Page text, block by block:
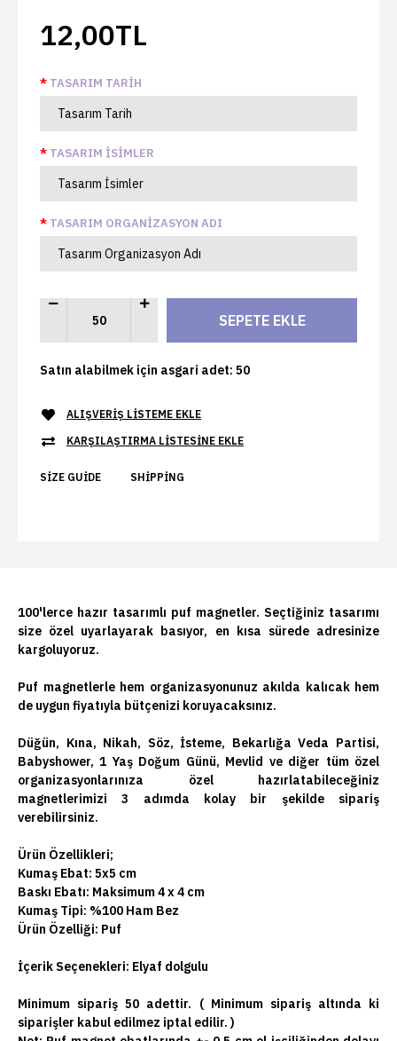
12,00TL
TASARIM TARIH
TASARIM İSIMLER
TASARIM ORGANIZASYON ADI
Satın alabilmek için asgari adet: 50
ALIŞVERIŞ LISTEME EKLE
KARŞILAŞTIRMA LISTESINE EKLE
SIZE GUIDE SHIPPING
100'lerce hazır tasarımlı puf magnetler. Seçtiğiniz tasarımı
size özel uyarlayarak basıyor, en kısa sürede adresinize
kargoluyoruz.
Puf magnetlerle hem organizasyonunuz akılda kalıcak hem
de uygun fiyatıyla bütçenizi koruyacaksınız.
Düğün, Kına, Nikah, Söz, İsteme, Bekarlığa Veda Partisi,
Babyshower, 1 Yaş Doğum Günü, Mevlid ve diğer tüm özel
organizasyonlarınıza özel hazırlatabileceğiniz
magnetlerimizi 3 adımda kolay bir şekilde sipariş
verebilirsiniz.
Ürün Özellikleri;
Kumaş Ebat: 5x5 cm
Baskı Ebatı: Maksimum 4 x 4 cm
Kumaş Tipi: %100 Ham Bez
Ürün Özelliği: Puf
İçerik Seçenekleri: Elyaf dolgulu
Minimum sipariş 50 adettir. ( Minimum sipariş altında ki
siparişler kabul edilmez iptal edilir. )